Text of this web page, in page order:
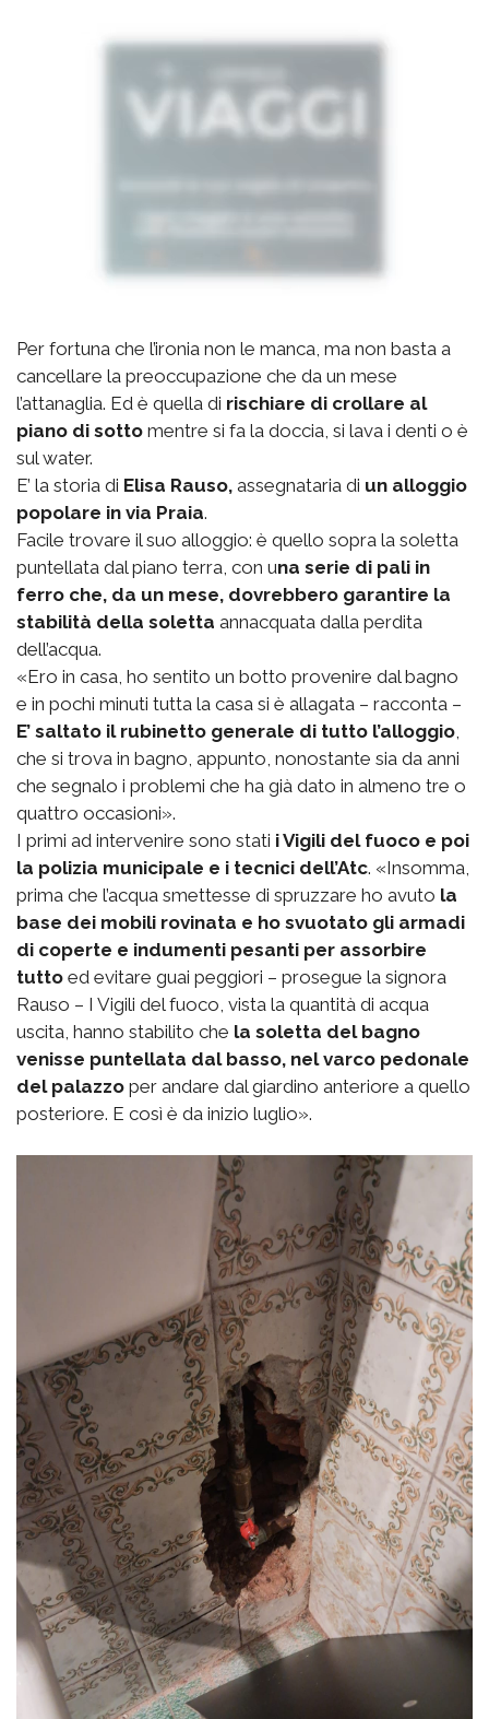
Per fortuna che l’ironia non le manca, ma non basta a
cancellare la preoccupazione che da un mese
l’attanaglia. Ed è quella di rischiare di crollare al
piano di sotto mentre si fa la doccia, si lava i denti o è
sul water.
E’ la storia di Elisa Rauso, assegnataria di un alloggio
popolare in via Praia.
Facile trovare il suo alloggio: è quello sopra la soletta
puntellata dal piano terra, con una serie di pali in
ferro che, da un mese, dovrebbero garantire la
stabilità della soletta annacquata dalla perdita
dell’acqua.
«Ero in casa, ho sentito un botto provenire dal bagno
e in pochi minuti tutta la casa si è allagata – racconta –
E’ saltato il rubinetto generale di tutto l’alloggio,
che si trova in bagno, appunto, nonostante sia da anni
che segnalo i problemi che ha già dato in almeno tre o
quattro occasioni».
I primi ad intervenire sono stati i Vigili del fuoco e poi
la polizia municipale e i tecnici dell’Atc. «Insomma,
prima che l’acqua smettesse di spruzzare ho avuto la
base dei mobili rovinata e ho svuotato gli armadi
di coperte e indumenti pesanti per assorbire
tutto ed evitare guai peggiori – prosegue la signora
Rauso – I Vigili del fuoco, vista la quantità di acqua
uscita, hanno stabilito che la soletta del bagno
venisse puntellata dal basso, nel varco pedonale
del palazzo per andare dal giardino anteriore a quello
posteriore. E così è da inizio luglio».